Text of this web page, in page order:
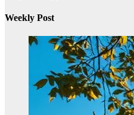
Weekly Post